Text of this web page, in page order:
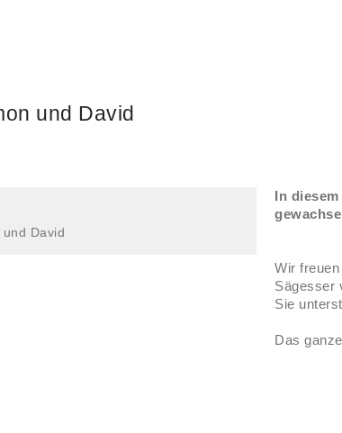
und David
und David
In
Wir
Sägesser
Sie
Das